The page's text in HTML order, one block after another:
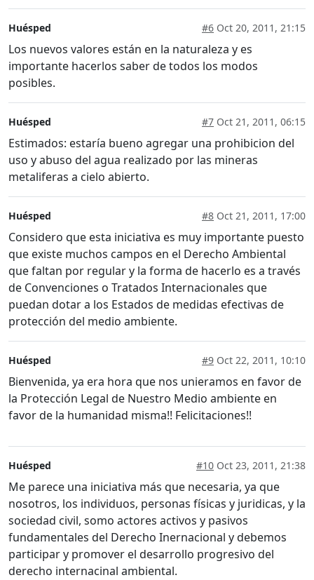
Huésped #6 Oct 20, 2011, 21:15
Los nuevos valores están en la naturaleza y es
importante hacerlos saber de todos los modos
posibles.
Huésped #7 Oct 21, 2011, 06:15
Estimados: estaría bueno agregar una prohibicion del
uso y abuso del agua realizado por las mineras
metaliferas a cielo abierto.
Huésped #8 Oct 21, 2011, 17:00
Considero que esta iniciativa es muy importante puesto
que existe muchos campos en el Derecho Ambiental
que faltan por regular y la forma de hacerlo es a través
de Convenciones o Tratados Internacionales que
puedan dotar a los Estados de medidas efectivas de
protección del medio ambiente.
Huésped #9 Oct 22, 2011, 10:10
Bienvenida, ya era hora que nos unieramos en favor de
la Protección Legal de Nuestro Medio ambiente en
favor de la humanidad misma!! Felicitaciones!!
Huésped #10 Oct 23, 2011, 21:38
Me parece una iniciativa más que necesaria, ya que
nosotros, los individuos, personas físicas y juridicas, y la
sociedad civil, somo actores activos y pasivos
fundamentales del Derecho Inernacional y debemos
participar y promover el desarrollo progresivo del
derecho internacinal ambiental.